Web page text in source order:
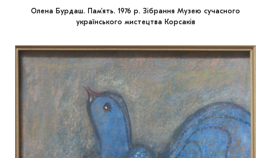
Олена Бурдаш. Пам’ять. 1976 р. Зібрання Музею сучасного
українського мистецтва Корсаків